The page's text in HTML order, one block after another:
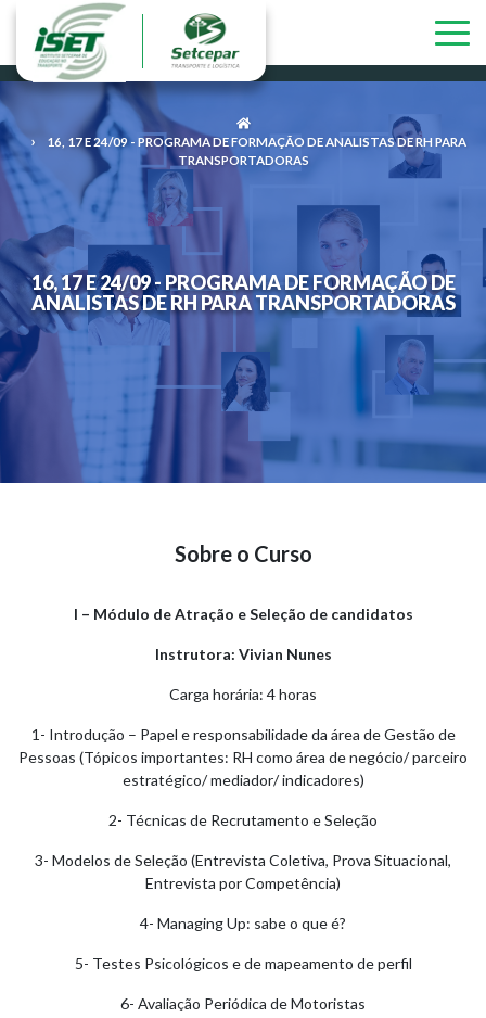
16, 17 E 24/09 - PROGRAMA DE FORMAÇÃO DE ANALISTAS DE RH PARA
TRANSPORTADORAS
16, 17 E 24/09 - PROGRAMA DE FORMAÇÃO DE
ANALISTAS DE RH PARA TRANSPORTADORAS
Sobre o Curso
I – Módulo de Atração e Seleção de candidatos
Instrutora: Vivian Nunes
Carga horária: 4 horas
1- Introdução – Papel e responsabilidade da área de Gestão de
Pessoas (Tópicos importantes: RH como área de negócio/ parceiro
estratégico/ mediador/ indicadores)
2- Técnicas de Recrutamento e Seleção
3- Modelos de Seleção (Entrevista Coletiva, Prova Situacional,
Entrevista por Competência)
4- Managing Up: sabe o que é?
5- Testes Psicológicos e de mapeamento de perfil
6- Avaliação Periódica de Motoristas